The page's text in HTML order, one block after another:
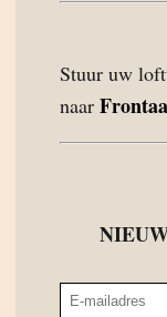
Stuur uw
naar